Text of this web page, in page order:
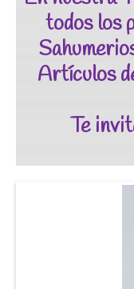
todos los
Artículos
Te